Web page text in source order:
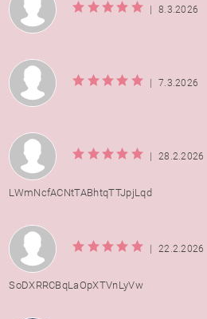
| 8.3.2026
| 7.3.2026
| 28.2.2026
LWmNcfACNtTABhtqTTJpjLqd
| 22.2.2026
SoDXRRCBqLaOpXTVnLyVw